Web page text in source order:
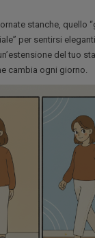
stanche, quello
per sentirsi
del tuo
cambia ogni giorno.